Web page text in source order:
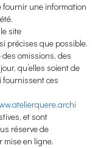
fournir une information
site
précises que possible.
omissions, des
qu’elles soient de
ces
et sont
réserve de
mise en ligne.